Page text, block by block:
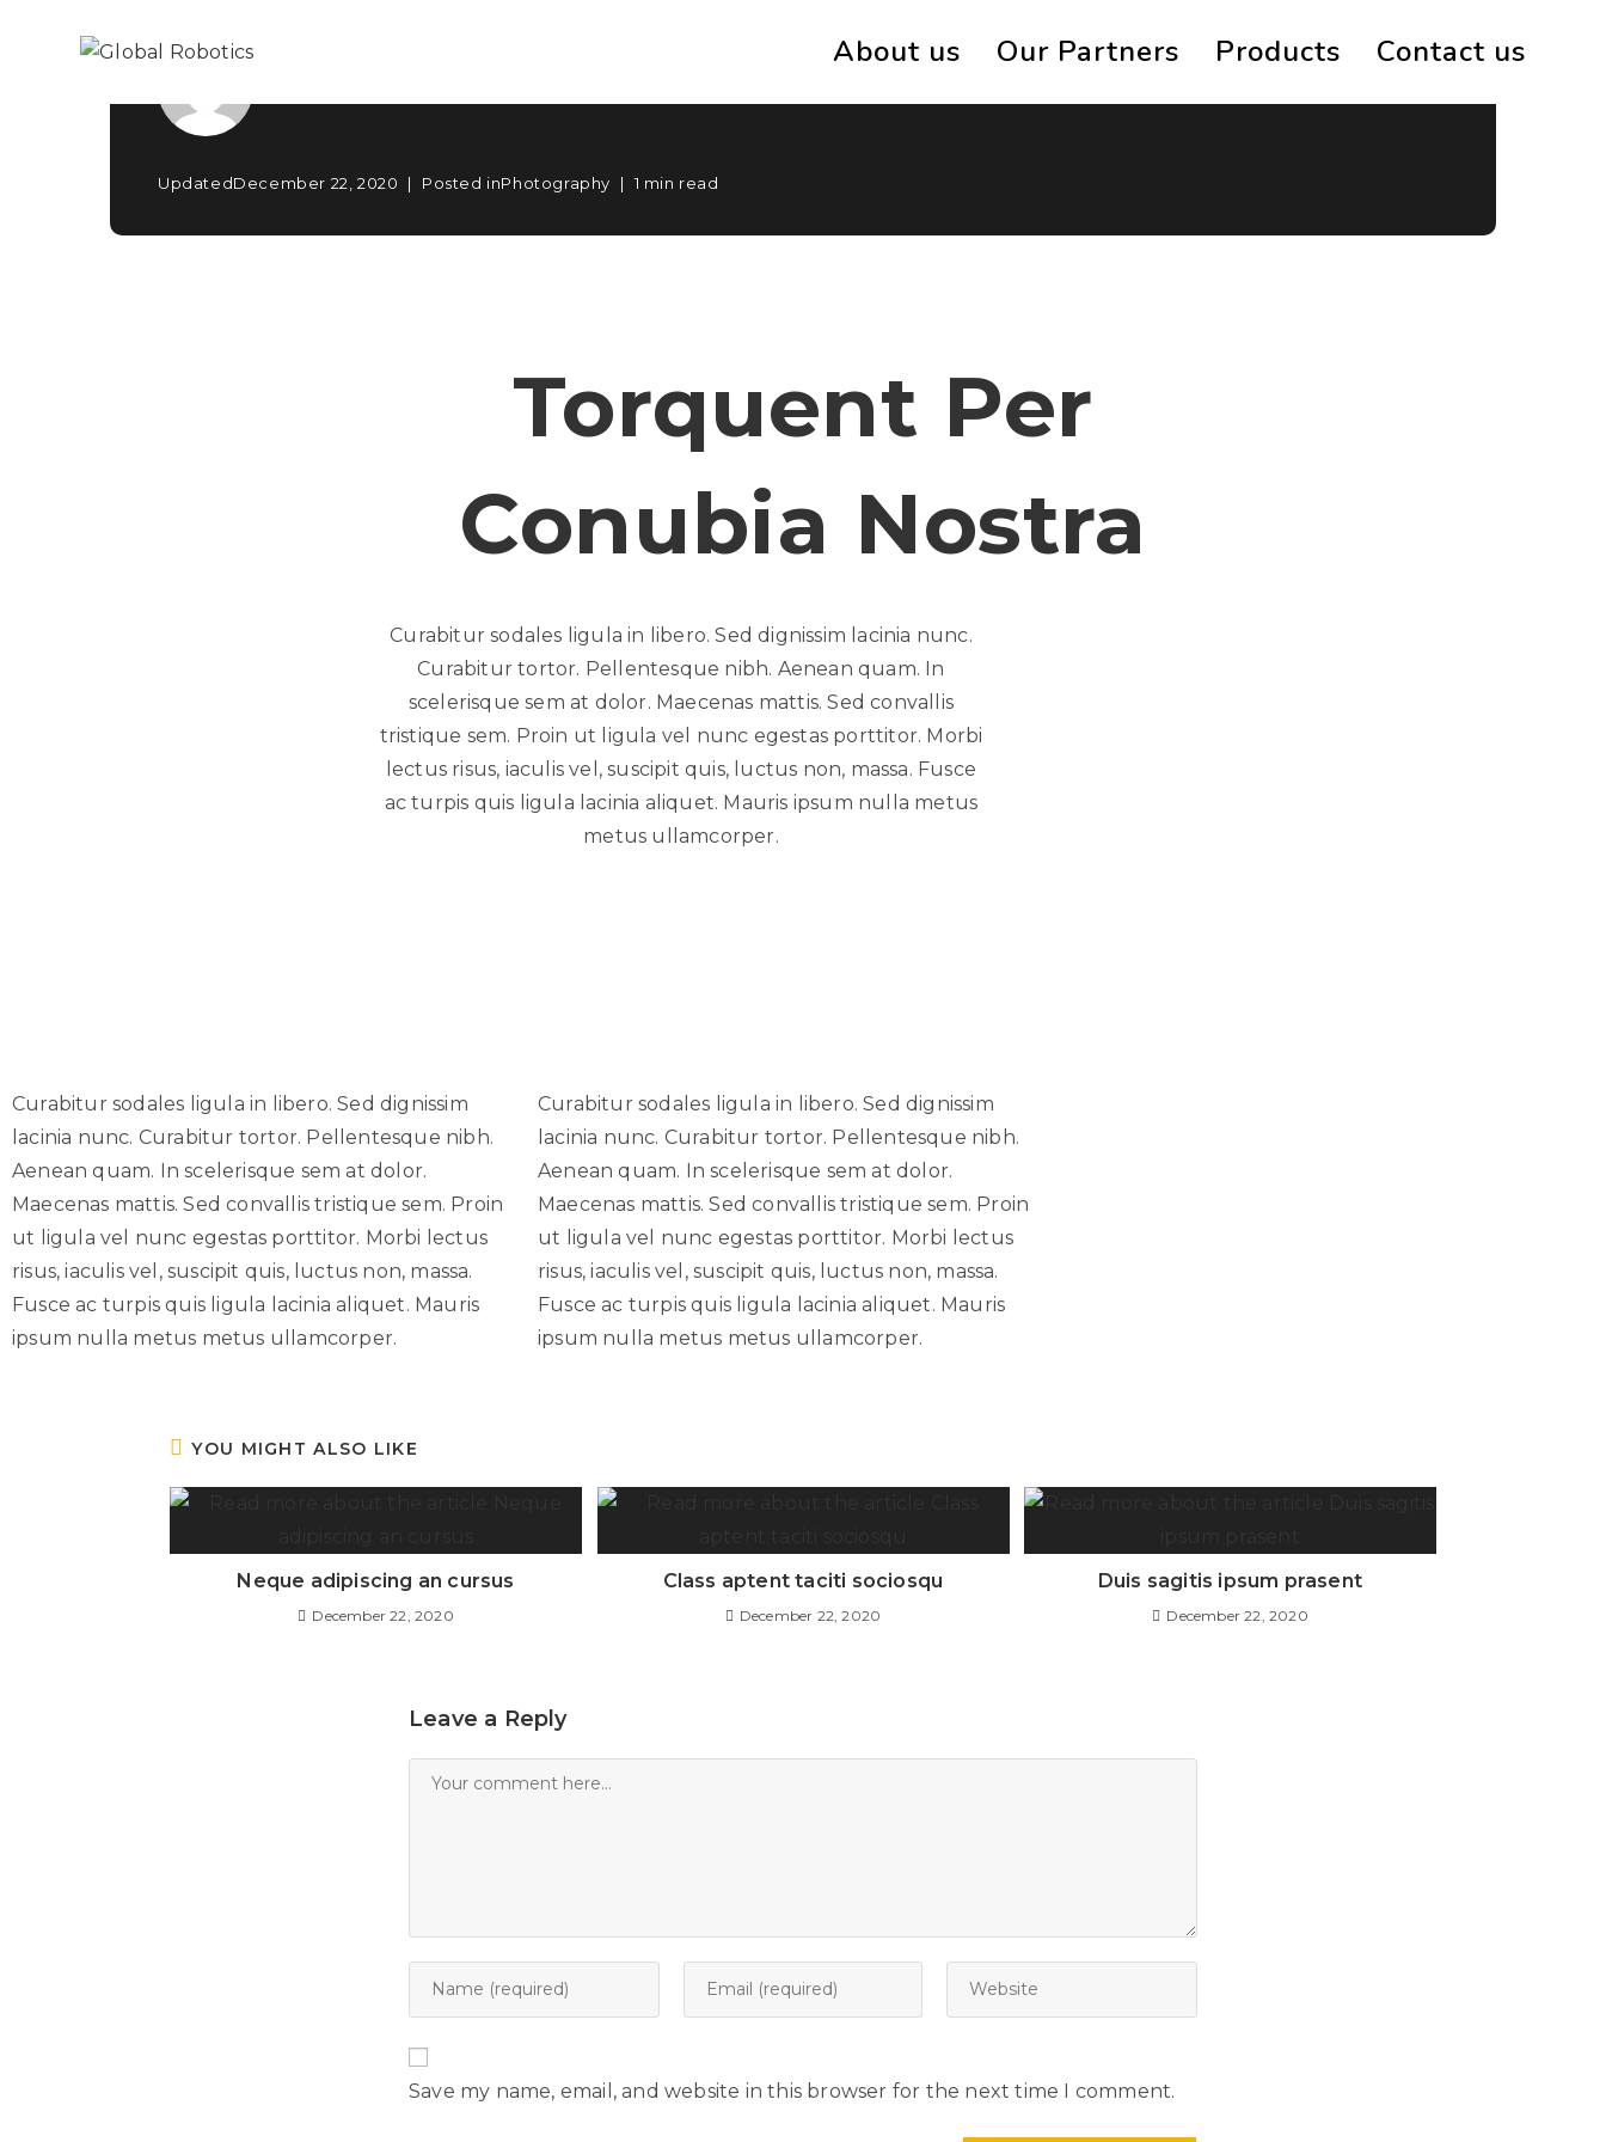
About us Our Partners Products Contact us
UpdatedDecember 22, 2020 Posted inPhotography 1 min read
Torquent Per
Conubia Nostra
Curabitur sodales ligula in libero. Sed dignissim lacinia nunc.
Curabitur tortor. Pellentesque nibh. Aenean quam. In
scelerisque sem at dolor. Maecenas mattis. Sed convallis
tristique sem. Proin ut ligula vel nunc egestas porttitor. Morbi
lectus risus, iaculis vel, suscipit quis, luctus non, massa. Fusce
ac turpis quis ligula lacinia aliquet. Mauris ipsum nulla metus
metus ullamcorper.
Curabitur sodales ligula in libero. Sed dignissim
lacinia nunc. Curabitur tortor. Pellentesque nibh.
Aenean quam. In scelerisque sem at dolor.
Maecenas mattis. Sed convallis tristique sem. Proin
ut ligula vel nunc egestas porttitor. Morbi lectus
risus, iaculis vel, suscipit quis, luctus non, massa.
Fusce ac turpis quis ligula lacinia aliquet. Mauris
ipsum nulla metus metus ullamcorper.
Curabitur sodales ligula in libero. Sed dignissim
lacinia nunc. Curabitur tortor. Pellentesque nibh.
Aenean quam. In scelerisque sem at dolor.
Maecenas mattis. Sed convallis tristique sem. Proin
ut ligula vel nunc egestas porttitor. Morbi lectus
risus, iaculis vel, suscipit quis, luctus non, massa.
Fusce ac turpis quis ligula lacinia aliquet. Mauris
ipsum nulla metus metus ullamcorper.
YOU MIGHT ALSO LIKE
Neque adipiscing an cursus
December 22, 2020
Class aptent taciti sociosqu
December 22, 2020
Duis sagitis ipsum prasent
December 22, 2020
Leave a Reply
Save my name, email, and website in this browser for the next time I comment.